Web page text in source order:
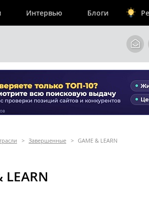
Интервью Блоги
> Завершенные > GAME & LEARN
LEARN